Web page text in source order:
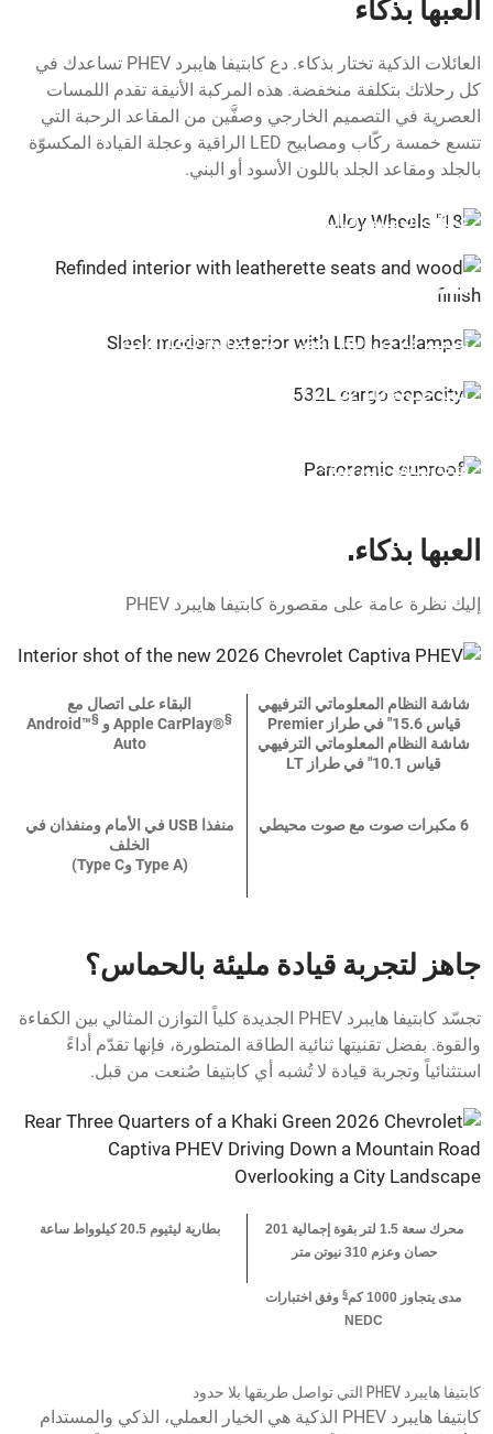
العبها بذكاء
العائلات الذكية تختار بذكاء. دع كابتيفا هايبرد PHEV تساعدك في
كل رحلاتك بتكلفة منخفضة. هذه المركبة الأنيقة تقدم اللمسات
العصرية في التصميم الخارجي وصفَّين من المقاعد الرحبة التي
تتسع خمسة ركّاب ومصابيح LED الراقية وعجلة القيادة المكسوّة
بالجلد ومقاعد الجلد باللون الأسود أو البني.
عجلات ألومنيوم قياس 18"
مقصورة راقية مع مقاعد جلدية ولمسات خشبية
تصميم خارجي أنيق وعصري مع مصابيح LED أمامية
سعة حمولة تبلغ 532 لتر §
فتحة سقف بانورامية§
العبها بذكاء.
إليك نظرة عامة على مقصورة كابتيفا هايبرد PHEV
شاشة النظام المعلوماتي الترفيهي
قياس 15.6" في طراز Premier
شاشة النظام المعلوماتي الترفيهي
قياس 10.1" في طراز LT
البقاء على اتصال مع
®Apple CarPlay و
™Android
Auto
منفذا USB في الأمام ومنفذان في
الخلف
جاهز لتجربة قيادة مليئة بالحماس؟
تجسّد كابتيفا هايبرد PHEV الجديدة كلياً التوازن المثالي بين الكفاءة
والقوة. بفضل تقنيتها ثنائية الطاقة المتطورة، فإنها تقدّم أداءً
استثنائياً وتجربة قيادة لا تُشبه أي كابتيفا صُنعت من قبل.
محرك سعة 1.5 لتر بقوة إجمالية 201
حصان وعزم 310 نيوتن متر
بطارية ليثيوم 20.5 كيلوواط ساعة
مدى يتجاوز 1000 كم §وفق اختبارات
NEDC
كابتيفا هايبرد PHEV التي تواصل طريقها بلا حدود
كابتيفا هايبرد PHEV الذكية هي الخيار العملي، الذكي والمستدام